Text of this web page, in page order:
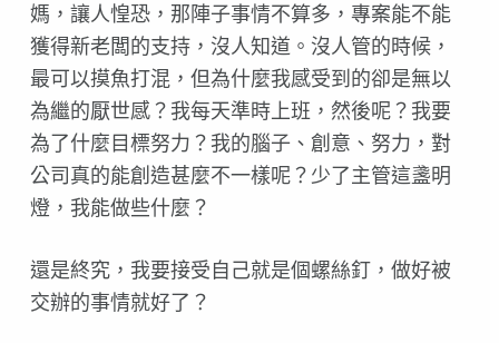
媽，讓人惶恐，那陣子事情不算多，專案能不能
獲得新老闆的支持，沒人知道。沒人管的時候，
最可以摸魚打混，但為什麼我感受到的卻是無以
為繼的厭世感？我每天準時上班，然後呢？我要
為了什麼目標努力？我的腦子、創意、努力，對
公司真的能創造甚麼不一樣呢？少了主管這盞明
燈，我能做些什麼？
還是終究，我要接受自己就是個螺絲釘，做好被
交辦的事情就好了？